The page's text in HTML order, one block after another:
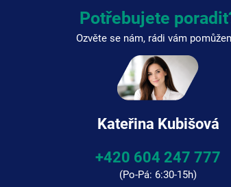
Potřebujete
Ozvěte se nám, rádi vám
Kateřina Kubišová
+420 604 247 777